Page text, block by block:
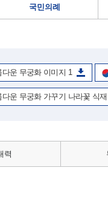
국민의례
다운 무궁화 이미지 1
다운 무궁화 가꾸기 나라꽃 식
력